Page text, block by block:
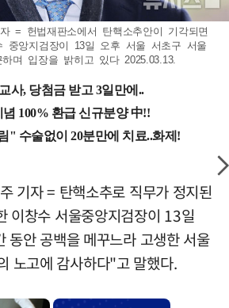
= 헌법재판소에서 탄핵소추안이 기각되면
중앙지검장이 13일 오후 서울 서초구 서울
하며 입장을 밝히고 있다 2025.03.13.
기자 = 탄핵소추로 직무가 정지된
이창수 서울중앙지검장이 13일
안 공백을 메꾸느라 고생한 서울
노고에 감사하다"고 말했다.